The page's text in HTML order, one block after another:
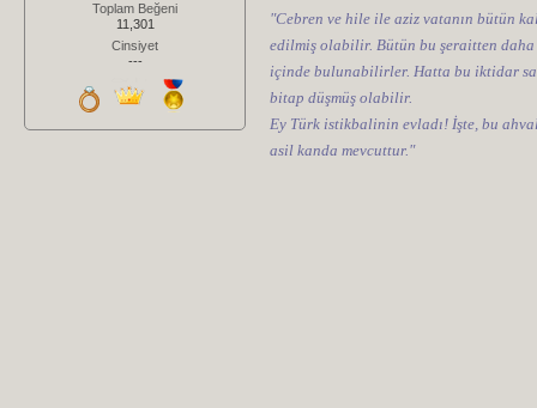
Toplam Beğeni
11,301
Cinsiyet
---
"Cebren ve hile ile aziz vatanın bütün
edilmiş olabilir. Bütün bu şeraitten
içinde bulunabilirler. Hatta bu iktidar
bitap düşmüş olabilir.
Ey Türk istikbalinin evladı! İşte, bu
asil kanda mevcuttur."